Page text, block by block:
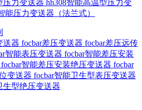
压力变送器 hh308智能高温型压力变
能压力变送器（法兰式）
送器 focbar差压变送器 focbar差压远传
智能表压变送器 focbar智能差压安装
focbar智能差压安装绝压变送器 focbar
变送器 focbar智能卫生型表压变送器
生型绝压变送器